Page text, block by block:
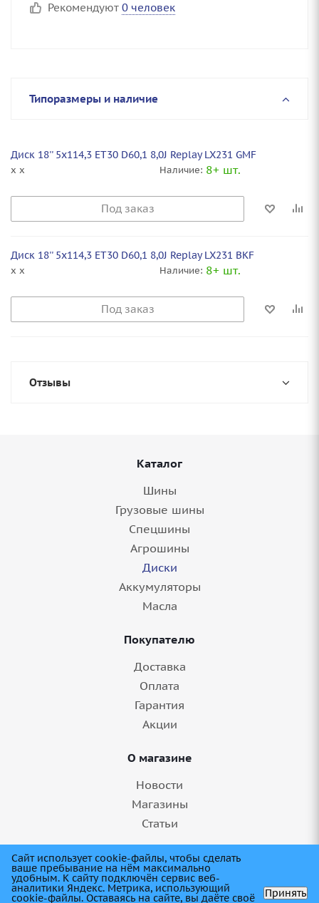
Рекомендуют 0 человек
Типоразмеры и наличие
Диск 18'' 5x114,3 ET30 D60,1 8,0J Replay LX231 GMF
x x Наличие: 8+ шт.
Под заказ
Диск 18'' 5x114,3 ET30 D60,1 8,0J Replay LX231 BKF
x x Наличие: 8+ шт.
Под заказ
Отзывы
Каталог
Шины
Грузовые шины
Спецшины
Агрошины
Диски
Аккумуляторы
Масла
Покупателю
Доставка
Оплата
Гарантия
Акции
О магазине
Новости
Магазины
Статьи
8 (845) 275-99-11
Сайт использует cookie-файлы, чтобы сделать
ваше пребывание на нём максимально
удобным. К cайту подключён сервис веб-
аналитики Яндекс. Метрика, использующий
cookie-файлы. Оставаясь на сайте, вы даёте своё Принять